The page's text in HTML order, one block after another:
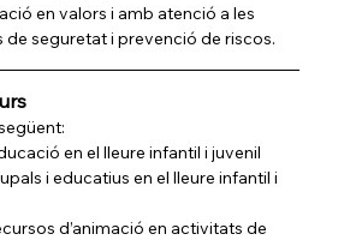
en valors i amb atenció a les
de seguretat i prevenció de riscos.
en el lleure infantil i juvenil
i educatius en el lleure infantil i
d’animació en activitats de